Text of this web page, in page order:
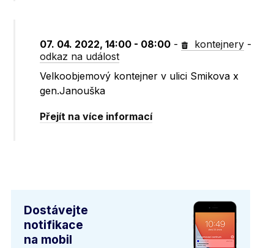
07. 04. 2022, 14:00 - 08:00 - kontejnery -
odkaz na událost
Velkoobjemový kontejner v ulici Smikova x
gen.Janouška
Přejít na více informací
Dostávejte
notifikace
na mobil